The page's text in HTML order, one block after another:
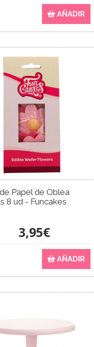
AÑADIR
Papel de Oblea
8 ud - Funcakes
3,95€
AÑADIR